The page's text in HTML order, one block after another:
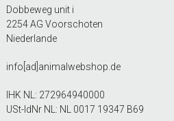
Dobbeweg unit i
2254 AG Voorschoten
Niederlande
info[ad]animalwebshop.de
IHK NL: 272964940000
USt-IdNr NL: NL 0017 19347 B69